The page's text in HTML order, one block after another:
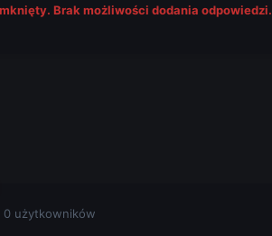
Brak możliwości dodania odpowiedzi.
0 użytkowników